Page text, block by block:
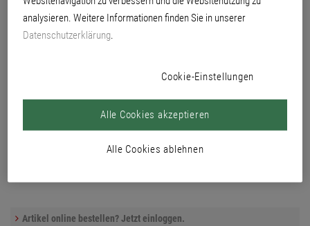
Standard-Farbroller-Set 1421
Artikel online bestellen? Jetzt einloggen.
analysieren. Weitere Informationen finden Sie in unserer
Datenschutzerklärung.
Cookie-Einstellungen
Alle Cookies ablehnen
Alle Cookies akzeptieren